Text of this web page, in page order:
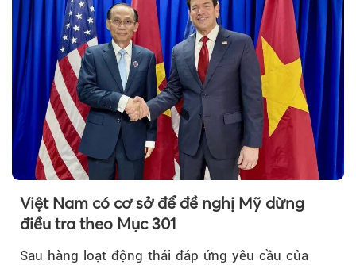
Việt Nam có cơ sở để đề nghị Mỹ dừng
điều tra theo Mục 301
Sau hàng loạt động thái đáp ứng yêu cầu của